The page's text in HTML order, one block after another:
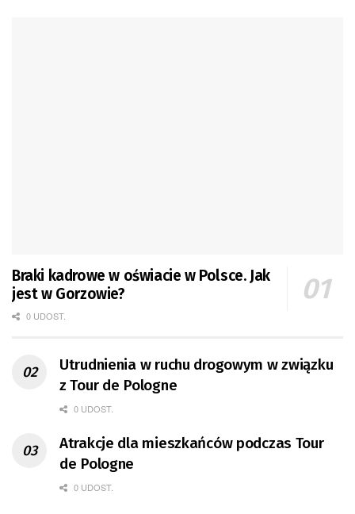
Braki kadrowe w oświacie w Polsce. Jak
jest w Gorzowie?
0 UDOST.
Utrudnienia w ruchu drogowym w związku
z Tour de Pologne
0 UDOST.
Atrakcje dla mieszkańców podczas Tour
de Pologne
0 UDOST.